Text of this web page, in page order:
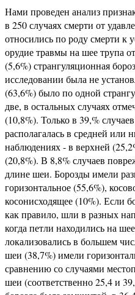
Нами проведен анализ
в 250 случаях смерти от
относились по роду смерти к
орудие травмы на шее трупа
(5,6%) странгуляционная
исследовании была не
(63,6%) было по одной
две, в остальных случаях
(10,8%). Только в 39,%
располагалась в средней
наблюдениях - в верхней
(20,8%). В 8,8% случаев
длине шеи. Борозды имели
горизонтальное (55,6%),
косонисходящее (10%). Если
как правило, шли в разных
когда петли находились на
локализовались в большем
шеи (38,7%) имели
сравнению со случаями
шеи (соответственно 25,4 и